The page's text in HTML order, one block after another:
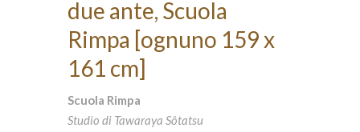
due ante, Scuola
Rimpa [ognuno 159 x
161 cm]
Scuola Rimpa
Studio di Tawaraya Sôtatsu